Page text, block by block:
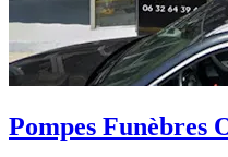
Pompes Funèbres